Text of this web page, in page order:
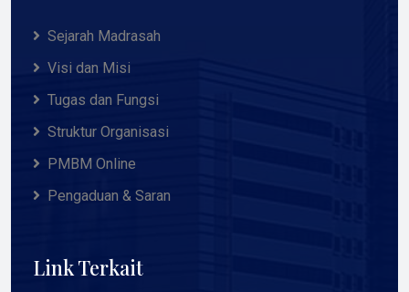
Sejarah Madrasah
Visi dan Misi
Tugas dan Fungsi
Struktur Organisasi
PMBM Online
Pengaduan & Saran
Link Terkait